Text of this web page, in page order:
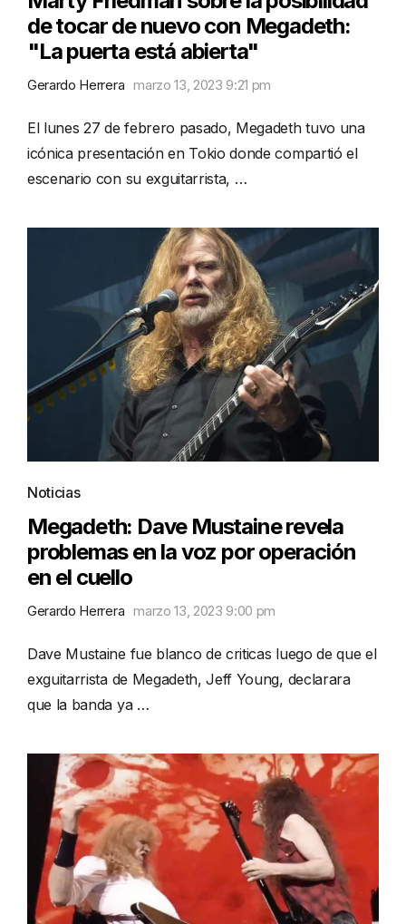
de tocar de nuevo con Megadeth:
"La puerta está abierta"
Gerardo Herrera marzo 13, 2023 9:21 pm
El lunes 27 de febrero pasado, Megadeth tuvo una
icónica presentación en Tokio donde compartió el
escenario con su exguitarrista, …
Noticias
Megadeth: Dave Mustaine revela
problemas en la voz por operación
en el cuello
Gerardo Herrera marzo 13, 2023 9:00 pm
Dave Mustaine fue blanco de criticas luego de que el
exguitarrista de Megadeth, Jeff Young, declarara
que la banda ya …